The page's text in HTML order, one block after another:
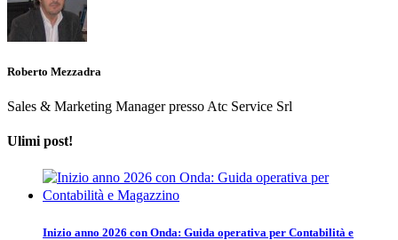
Roberto Mezzadra
Sales & Marketing Manager presso Atc Service Srl
Ulimi post!
Inizio anno 2026 con Onda: Guida operativa per Contabilità e